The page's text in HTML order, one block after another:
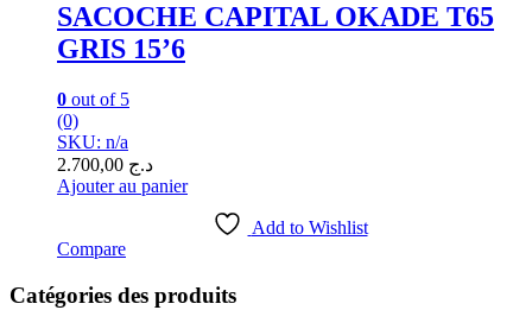
SACOCHE CAPITAL OKADE T65
GRIS 15’6
0 out of 5
(0)
SKU: n/a
د.ج
Ajouter au panier
Add to Wishlist
Compare
Catégories des produits